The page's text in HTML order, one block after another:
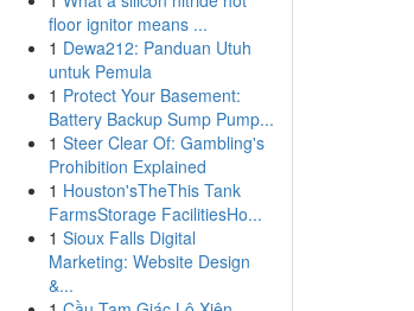
floor ignitor means ...
1 Dewa212: Panduan Utuh
untuk Pemula
1 Protect Your Basement:
Battery Backup Sump Pump...
1 Steer Clear Of: Gambling's
Prohibition Explained
1 Houston'sTheThis Tank
FarmsStorage FacilitiesHo...
1 Sioux Falls Digital
Marketing: Website Design
&...